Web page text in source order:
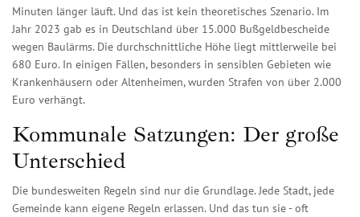
Minuten länger läuft. Und das ist kein theoretisches Szenario. Im
Jahr 2023 gab es in Deutschland über 15.000 Bußgeldbescheide
wegen Baulärms. Die durchschnittliche Höhe liegt mittlerweile bei
680 Euro. In einigen Fällen, besonders in sensiblen Gebieten wie
Krankenhäusern oder Altenheimen, wurden Strafen von über 2.000
Euro verhängt.
Kommunale Satzungen: Der große
Unterschied
Die bundesweiten Regeln sind nur die Grundlage. Jede Stadt, jede
Gemeinde kann eigene Regeln erlassen. Und das tun sie - oft